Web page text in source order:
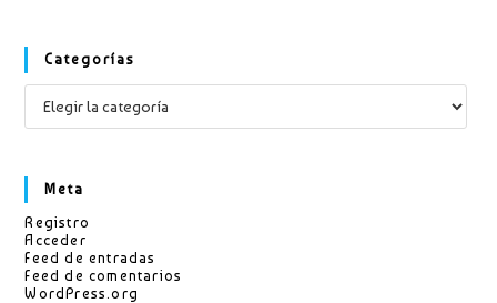
Categorías
Meta
Registro
Acceder
Feed de entradas
Feed de comentarios
WordPress.org